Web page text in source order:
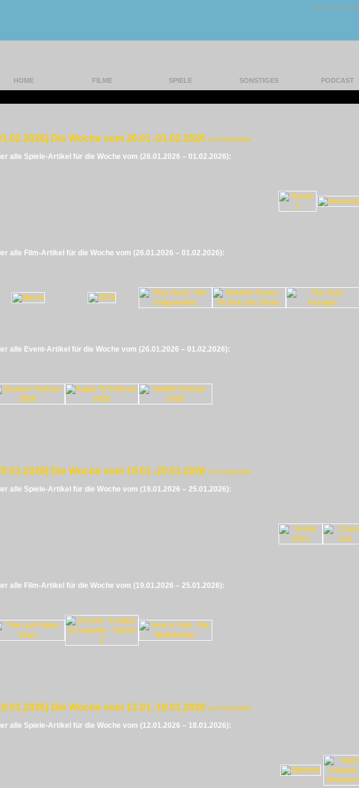
Unser Team |
HOME FILME SPIELE SONSTIGES PODCAST
Die Woche vom 26.01.-01.02.2026 von Panikmike
alle Spiele-Artikel für die Woche vom (26.01.2026 – 01.02.2026):
alle Film-Artikel für die Woche vom (26.01.2026 – 01.02.2026):
alle Event-Artikel für die Woche vom (26.01.2026 – 01.02.2026):
Die Woche vom 19.01.-25.01.2026 von Panikmike
alle Spiele-Artikel für die Woche vom (19.01.2026 – 25.01.2026):
alle Film-Artikel für die Woche vom (19.01.2026 – 25.01.2026):
Die Woche vom 12.01.-18.01.2026 von Panikmike
alle Spiele-Artikel für die Woche vom (12.01.2026 – 18.01.2026):